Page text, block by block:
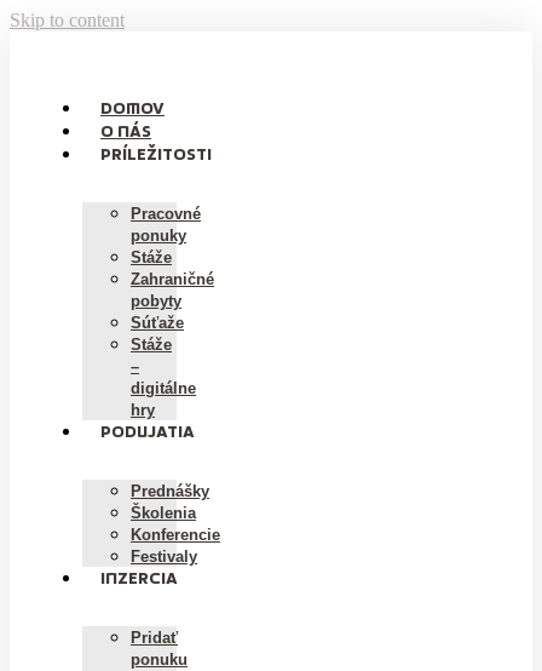
Skip to content
DOMOV
O NÁS
PRÍLEŽITOSTI
Pracovné
ponuky
Stáže
Zahraničné
pobyty
Súťaže
Stáže
–
digitálne
hry
PODUJATIA
Prednášky
Školenia
Konferencie
Festivaly
INZERCIA
Pridať
ponuku